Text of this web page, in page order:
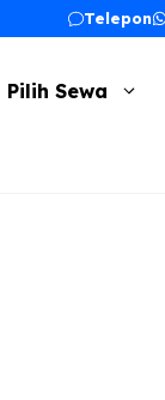
Telepon
Pilih Sewa